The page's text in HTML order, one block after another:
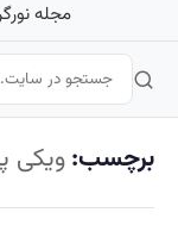
مجله
برچسب:ویکی